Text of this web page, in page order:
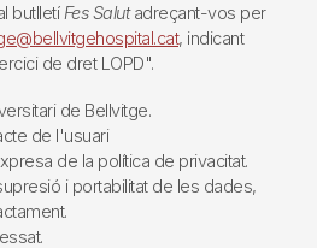
butlletí Fes Salutadreçant-vos per
, indicant
de dret LOPD".
de Bellvitge.
de l'usuari
de la política de privacitat.
i portabilitat de les dades,